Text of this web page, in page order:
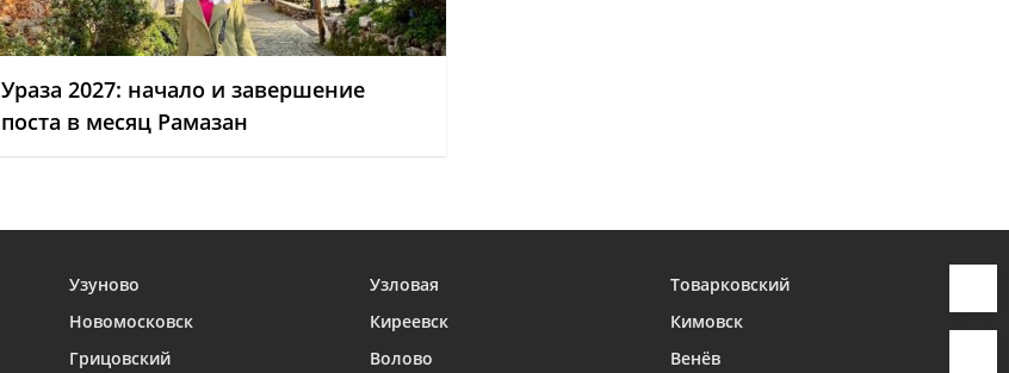
Ураза 2027: начало и завершение
поста в месяц Рамазан
Узуново Узловая
Товарковский
Новомосковск Киреевск
Кимовск
Грицовский Волово Венёв